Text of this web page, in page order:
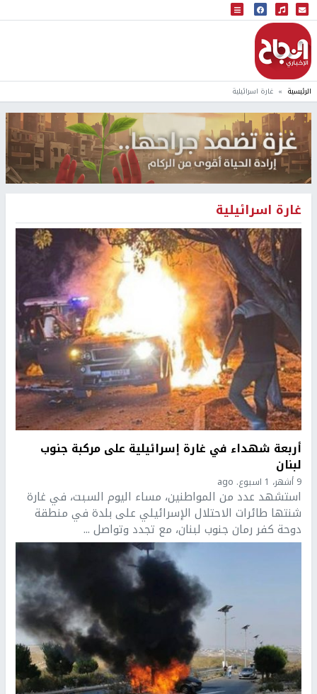
البث المباشر
إذاعة النجاح
الرئيسية غارة اسرائيلية
غارة اسرائيلية
أربعة شهداء في غارة إسرائيلية على مركبة جنوب
لبنان
9 أشهر، 1 اسبوع. ago
استشهد عدد من المواطنين، مساء اليوم السبت، في غارة
شنتها طائرات الاحتلال الإسرائيلي على بلدة في منطقة
دوحة كفر رمان جنوب لبنان، مع تجدد وتواصل ...